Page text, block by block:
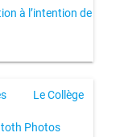
à l’intention de
Le Collège
Photos